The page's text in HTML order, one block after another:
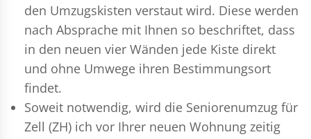
den Umzugskisten verstaut wird. Diese werden
nach Absprache mit Ihnen so beschriftet, dass
in den neuen vier Wänden jede Kiste direkt
und ohne Umwege ihren Bestimmungsort
findet.
Soweit notwendig, wird die Seniorenumzug für
Zell (ZH) ich vor Ihrer neuen Wohnung zeitig